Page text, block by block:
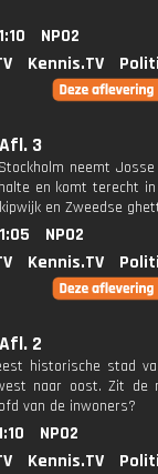
NPO2
Kennis.TV
3
neemt
en komt terecht
en Zweedse
NPO2
Kennis.TV
2
historische stad
naar oost. Zit de
van de inwoners?
NPO2
Kennis.TV